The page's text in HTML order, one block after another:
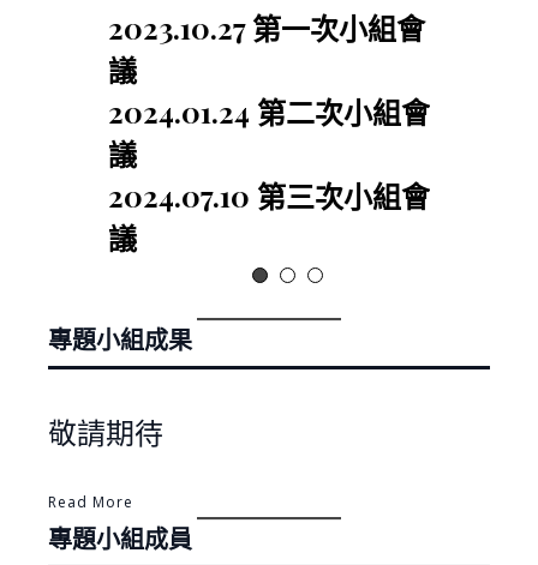
2023.10.27 第一次小組會
議
2024.01.24 第二次小組會
議
2024.07.10 第三次小組會
議
專題小組成果
敬請期待
Read More
專題小組成員